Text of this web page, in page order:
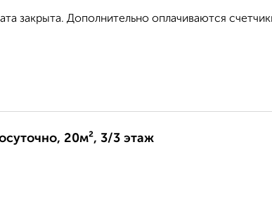
закрыта. Дополнительно оплачиваются
20м², 3/3 этаж